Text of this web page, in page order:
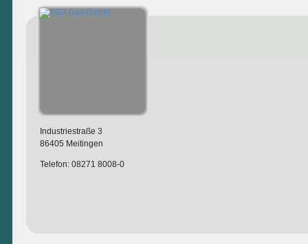
Industriestraße 3
86405 Meitingen
Telefon: 08271 8008-0